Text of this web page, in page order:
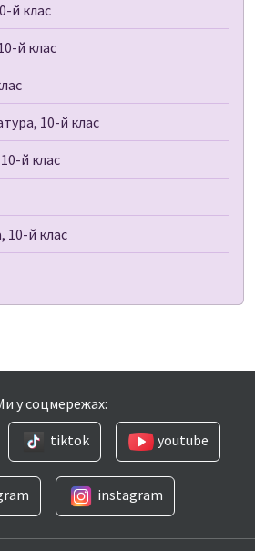
й клас
й клас
10-й клас
й клас
10-й клас
у соцмережах:
tiktok youtube
instagram